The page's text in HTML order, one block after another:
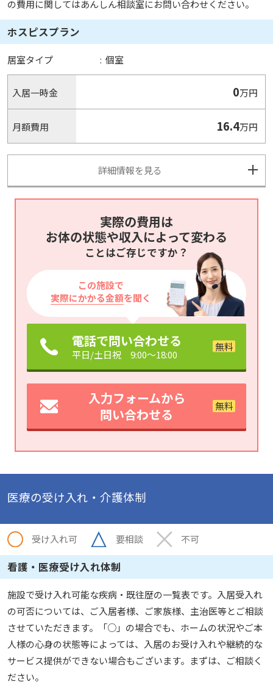
の費用に関してはあんしん相談室にお問い合わせください。
ホスピスプラン
居室タイプ : 個室
入居一時金 0万円
月額費用 16.4万円
詳細情報を見る
実際の費用は
お体の状態や収入によって変わる
ことはご存じですか？
この施設で
実際にかかる金額を聞く
電話で問い合わせる
平日/土日祝 9:00～18:00
入力フォームから
問い合わせる
医療の受け入れ・介護体制
受け入れ可 要相談 不可
看護・医療受け入れ体制
施設で受け入れ可能な疾病・既往歴の一覧表です。入居受入れ
の可否については、ご入居者様、ご家族様、主治医等とご相談
させていただきます。「○」の場合でも、ホームの状況やご本
人様の心身の状態等によっては、入居のお受け入れや継続的な
サービス提供ができない場合もございます。まずは、ご相談く
ださい。